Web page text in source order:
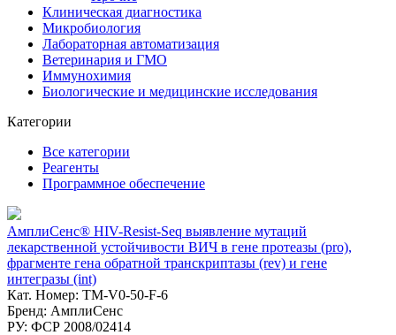
Клиническая диагностика
Микробиология
Лабораторная автоматизация
Ветеринария и ГМО
Иммунохимия
Биологические и медицинские исследования
Категории
Все категории
Реагенты
Программное обеспечение
АмплиСенс® HIV-Resist-Seq выявление мутаций
лекарственной устойчивости ВИЧ в гене протеазы (pro),
фрагменте гена обратной транскриптазы (rev) и гене
интегразы (int)
Кат. Номер: TM-V0-50-F-6
Бренд: АмплиСенс
РУ: ФСР 2008/02414